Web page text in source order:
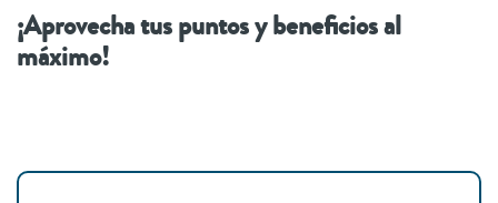
¡Aprovecha tus puntos y beneficios al
máximo!